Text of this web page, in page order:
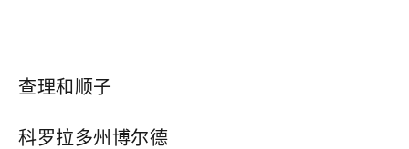
查理和顺子
科罗拉多州博尔德